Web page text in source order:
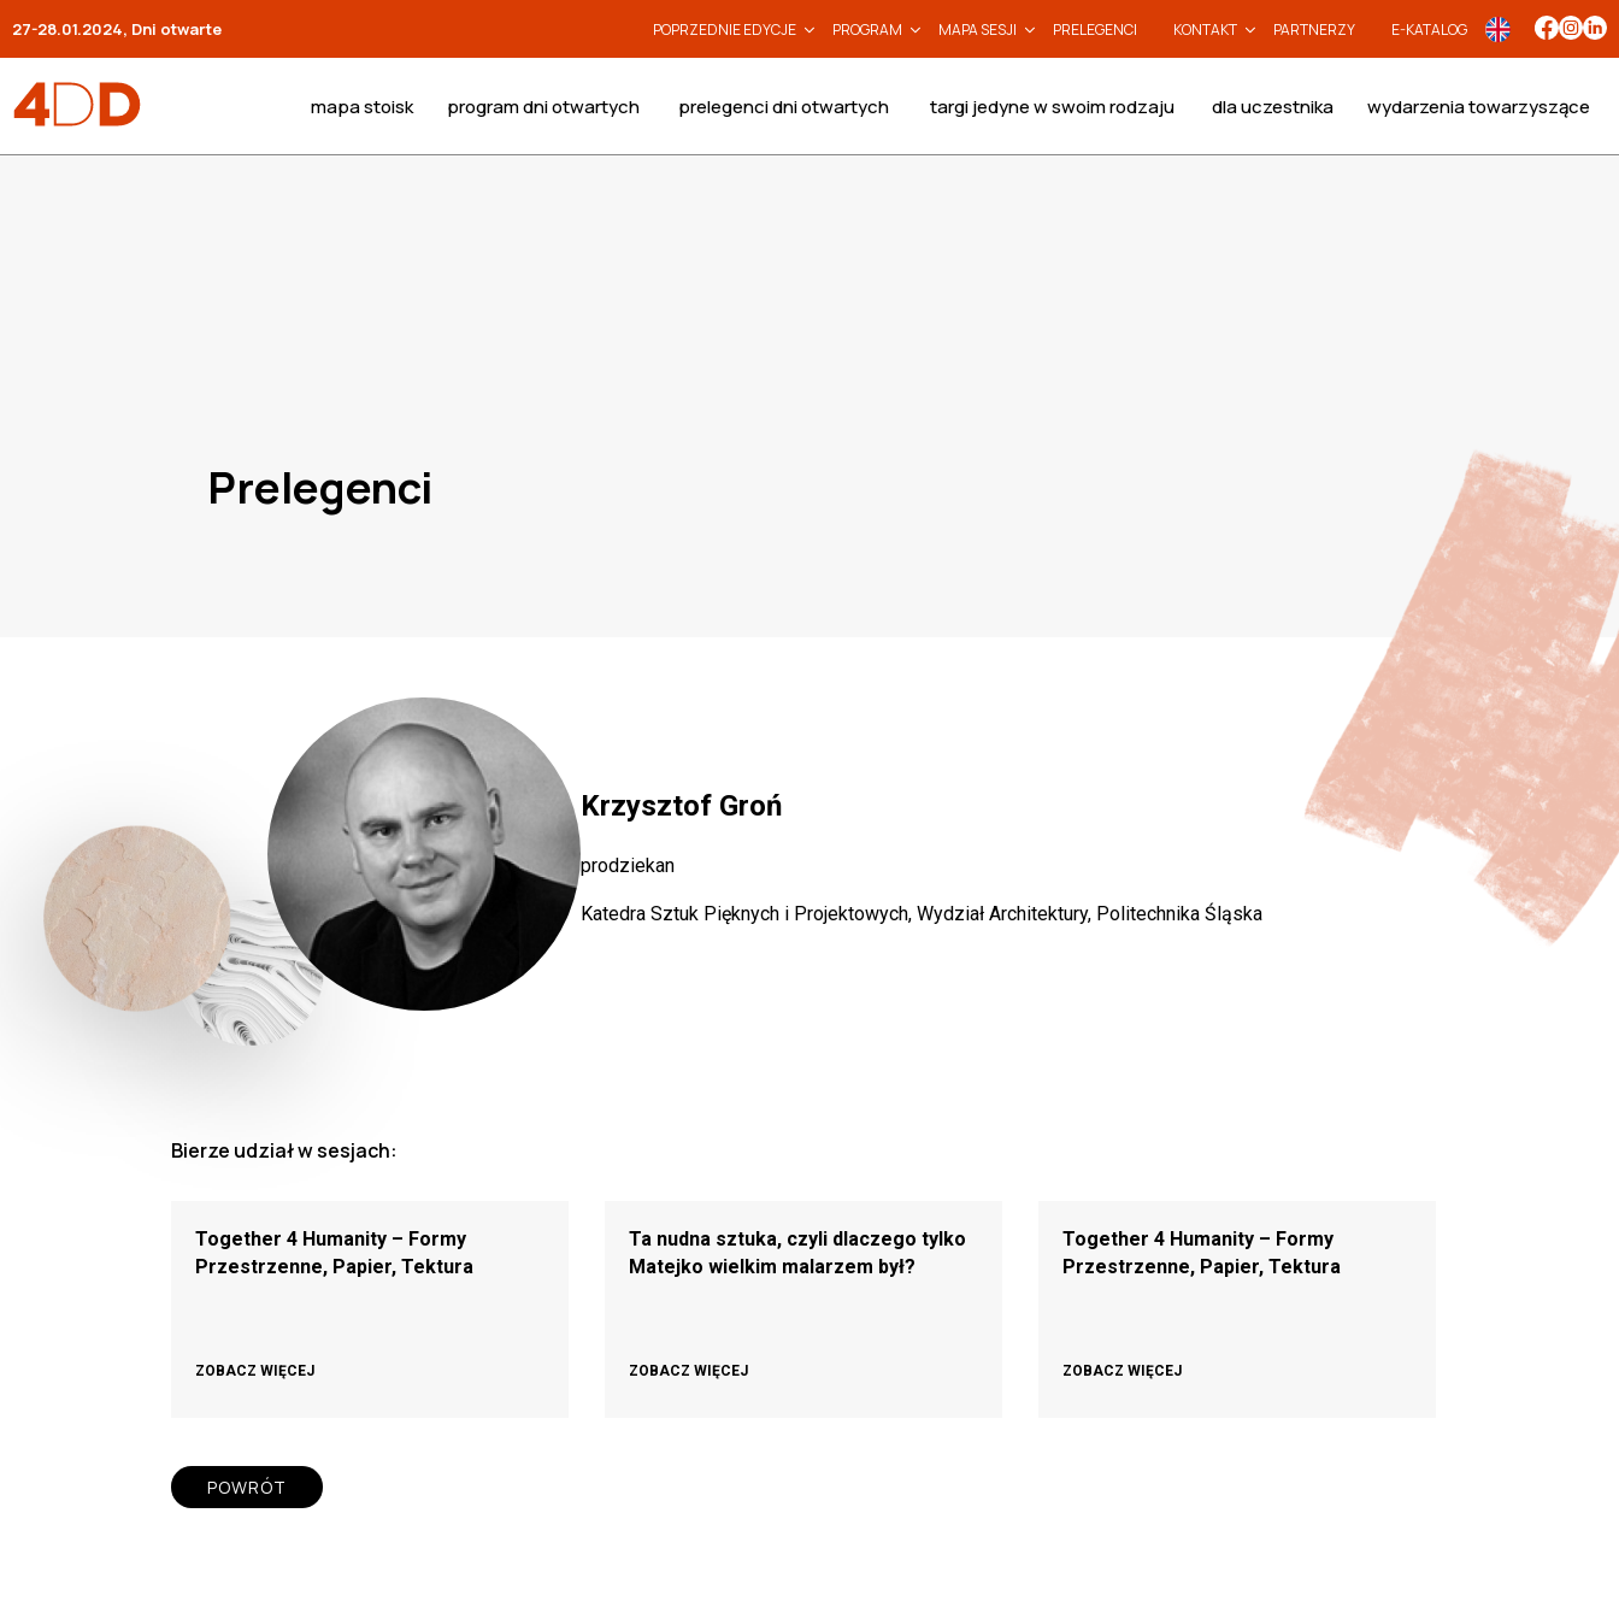
27-28.01.2024, Dni otwarte POPRZEDNIE EDYCJE PROGRAM MAPA SESJI PRELEGENCI KONTAKT PARTNERZY E-KATALOG
mapa stoisk program dni otwartych prelegenci dni otwartych targi jedyne w swoim rodzaju dla uczestnika wydarzenia towarzyszące
Prelegenci
Krzysztof Groń
prodziekan
Katedra Sztuk Pięknych i Projektowych, Wydział Architektury, Politechnika Śląska
Bierze udział w sesjach:
Together 4 Humanity – Formy
Przestrzenne, Papier, Tektura
ZOBACZ WIĘCEJ
Ta nudna sztuka, czyli dlaczego tylko
Matejko wielkim malarzem był?
ZOBACZ WIĘCEJ
Together 4 Humanity – Formy
Przestrzenne, Papier, Tektura
ZOBACZ WIĘCEJ
POWRÓT